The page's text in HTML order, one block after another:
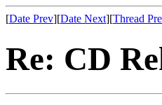
[Date Prev][Date Next][Thread
Re: CD